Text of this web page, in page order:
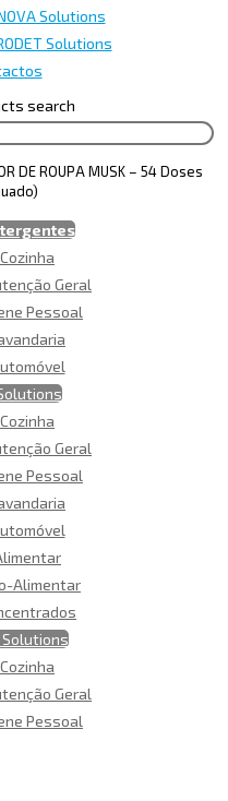
Solutions
Solutions
search
DE ROUPA MUSK – 54 Doses
Cozinha
Geral
Pessoal
Cozinha
Geral
Pessoal
Alimentar
Solutions
Cozinha
Geral
Pessoal